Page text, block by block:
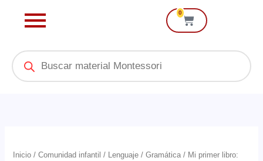
0
Cart
search
Inicio/ Comunidad infantil / Lenguaje/ Gramática/ Mi primer libro:
primer